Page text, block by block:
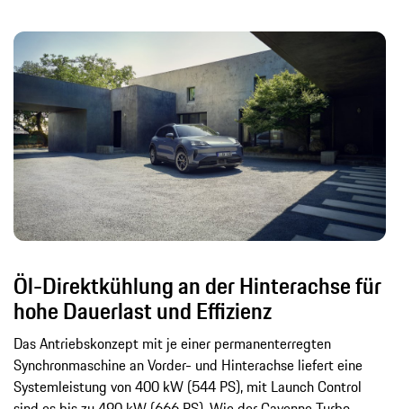
Öl-Direktkühlung an der Hinterachse für
hohe Dauerlast und Effizienz
Das Antriebskonzept mit je einer permanenterregten
Synchronmaschine an Vorder- und Hinterachse liefert eine
Systemleistung von 400 kW (544 PS), mit Launch Control